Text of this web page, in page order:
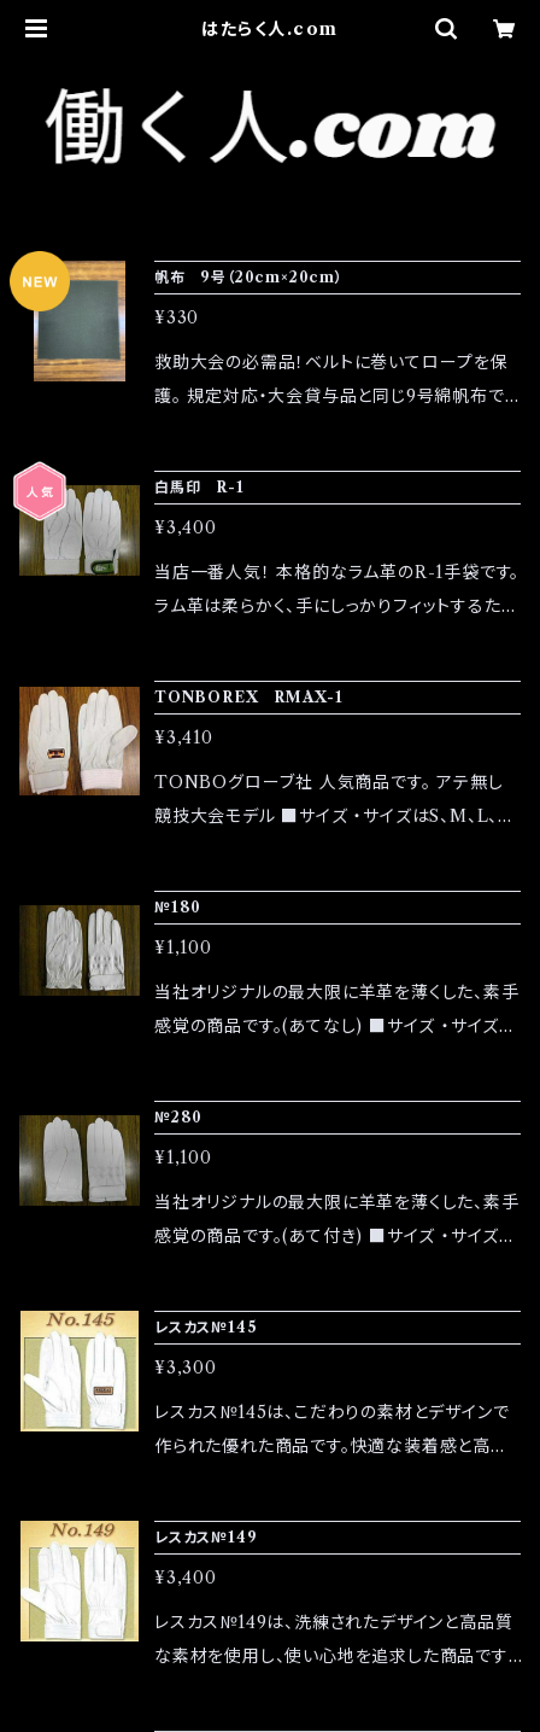
はたらく人.com
帆布 9号（20cm×20cm）
¥330
救助大会の必需品！ベルトに巻いてロープを保
護。 規定対応・大会貸与品と同じ9号綿帆布で
白馬印 R-1
¥3,400
当店一番人気！ 本格的なラム革のR-1手袋です。
ラム革は柔らかく、手にしっかりフィットするた
びいただけます ■素材 ・素材：高品質ラム革
（エチオピアシープ使用）0.5～0.9mm ■その
他の情報 ・返品は未使用の状態に限り受け付け
ます ・商品の色味はモニターによって異なる場
合わせからお気軽にご連絡ください。
TONBOREX RMAX-1
¥3,410
TONBOグローブ社 人気商品です。 アテ無し
競技大会モデル ■サイズ ・サイズはS、M、L、L
は未使用の状態に限り受け付けます ・商品の色
味はモニターによって異なる場合がありますの
で、あらかじめご了承ください ご質問や不明点
がある場合は、ショップのお問い合わせからお気
№180
¥1,100
当社オリジナルの最大限に羊革を薄くした、素手
感覚の商品です。(あてなし) ■サイズ ・サイズは
情報 ・返品は未使用の状態に限り受け付けま
す。 ・商品の色味はモニターによって異なる場合
がありますので、あらかじめご了承ください。 ご
質問や不明点がある場合は、ショップのお問い
№280
¥1,100
当社オリジナルの最大限に羊革を薄くした、素手
感覚の商品です。(あて付き) ■サイズ ・サイズは
情報 ・返品は未使用の状態に限り受け付けま
す。 ・商品の色味はモニターによって異なる場合
がありますので、あらかじめご了承ください。 ご
質問や不明点がある場合は、ショップのお問い
レスカス№145
¥3,300
レスカス№145は、こだわりの素材とデザインで
作られた優れた商品です。快適な装着感と高い
素材 ・素材：高品質牛革 0.6～0.7mm ■その
他の情報 ・返品は未使用の状態に限り受け付け
ます。 ・商品の色味はモニターによって異なる場
合がありますので、あらかじめご了承ください。
レスカス№149
¥3,400
レスカス№149は、洗練されたデザインと高品質
な素材を使用し、使い心地を追求した商品です。